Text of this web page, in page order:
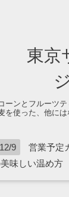
東京
ーンとフルーツ
を使った、他に
9 営業予定
味しい温め方